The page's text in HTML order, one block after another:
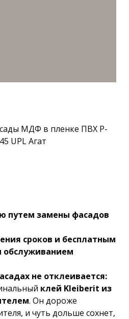
МДФ в пленке ПВХ P-
UPL Агат
путем замены фасадов
сроков и бесплатным
обслуживанием
не отклеивается:
клей Kleiberit из
. Он дороже
и чуть дольше сохнет,